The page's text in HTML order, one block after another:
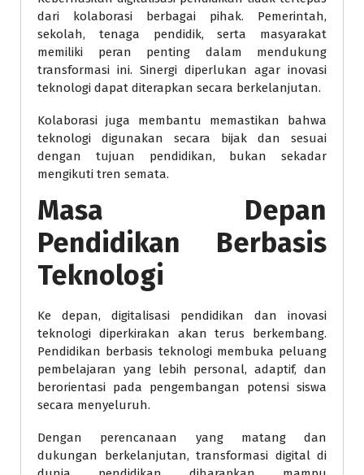
dari kolaborasi berbagai pihak. Pemerintah,
sekolah, tenaga pendidik, serta masyarakat
memiliki peran penting dalam mendukung
transformasi ini. Sinergi diperlukan agar inovasi
teknologi dapat diterapkan secara berkelanjutan.
Kolaborasi juga membantu memastikan bahwa
teknologi digunakan secara bijak dan sesuai
dengan tujuan pendidikan, bukan sekadar
mengikuti tren semata.
Masa Depan
Pendidikan Berbasis
Teknologi
Ke depan, digitalisasi pendidikan dan inovasi
teknologi diperkirakan akan terus berkembang.
Pendidikan berbasis teknologi membuka peluang
pembelajaran yang lebih personal, adaptif, dan
berorientasi pada pengembangan potensi siswa
secara menyeluruh.
Dengan perencanaan yang matang dan
dukungan berkelanjutan, transformasi digital di